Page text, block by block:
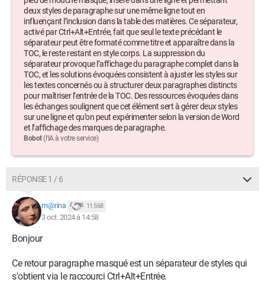
et j'ai 40 ans ¶
Si je suis sans les marques de paragraphe alors (¶) n apparaît
pas.
Merci de votre aide.
Chris
Android / Chrome 129.0.0.0
deux styles de paragraphe sur une même ligne tout en
influençant l’inclusion dans la table des matières. Ce séparateur,
activé par Ctrl+Alt+Entrée, fait que seul le texte précédant le
séparateur peut être formaté comme titre et apparaître dans la
TOC, le reste restant en style corps. La suppression du
séparateur provoque l’affichage du paragraphe complet dans la
TOC, et les solutions évoquées consistent à ajuster les styles sur
les textes concernés ou à structurer deux paragraphes distincts
pour maîtriser l’entrée de la TOC. Des ressources évoquées dans
les échanges soulignent que cet élément sert à gérer deux styles
sur une ligne et qu’on peut expérimenter selon la version de Word
et l’affichage des marques de paragraphe.
Bobot(l'IA à votre service)
RÉPONSE 1 / 6
m@rina 11 568
3 oct. 2024 à 14:58
Bonjour
Ce retour paragraphe masqué est un séparateur de styles qui
s'obtient via le raccourci Ctrl+Alt+Entrée.